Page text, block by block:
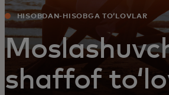
HISOBDAN-HISOBGA TOʻLOVLAR
shaffof